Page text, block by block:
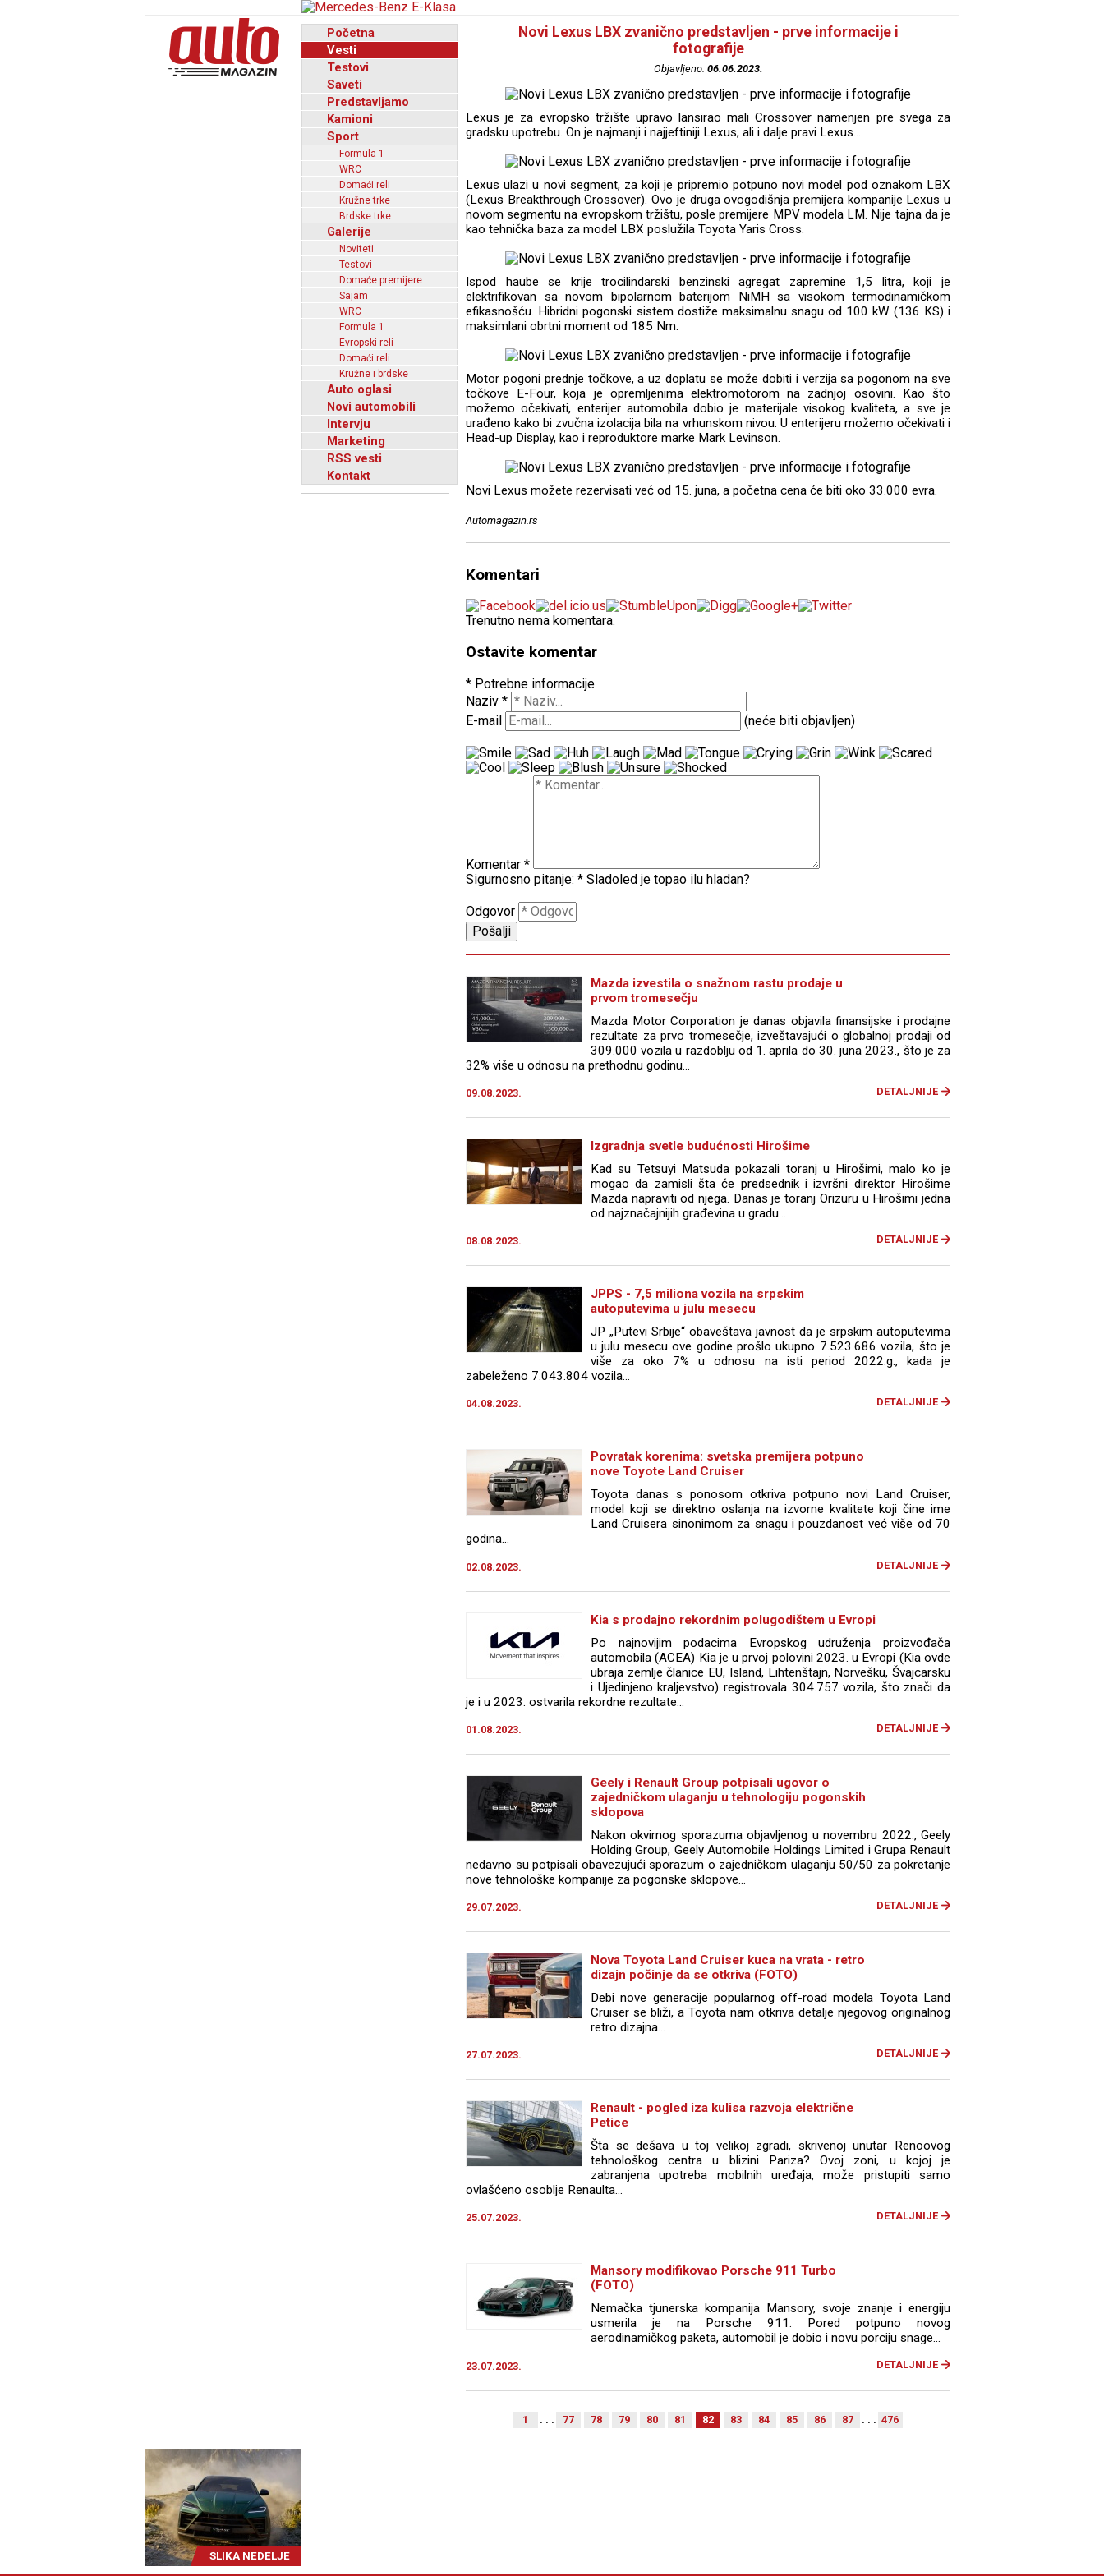
Početna
Vesti
Testovi
Saveti
Predstavljamo
Kamioni
Sport
Formula 1
WRC
Domaći reli
Kružne trke
Brdske trke
Galerije
Noviteti
Testovi
Domaće premijere
Sajam
WRC
Formula 1
Evropski reli
Domaći reli
Kružne i brdske
Auto oglasi
Novi automobili
Intervju
Marketing
RSS vesti
Kontakt
Novi Lexus LBX zvanično predstavljen - prve informacije i
fotografije
Objavljeno: 06.06.2023.
Lexus je za evropsko tržište upravo lansirao mali Crossover namenjen pre svega za
gradsku upotrebu. On je najmanji i najjeftiniji Lexus, ali i dalje pravi Lexus...
Lexus ulazi u novi segment, za koji je pripremio potpuno novi model pod oznakom LBX
(Lexus Breakthrough Crossover). Ovo je druga ovogodišnja premijera kompanije Lexus u
novom segmentu na evropskom tržištu, posle premijere MPV modela LM. Nije tajna da je
kao tehnička baza za model LBX poslužila Toyota Yaris Cross.
Ispod haube se krije trocilindarski benzinski agregat zapremine 1,5 litra, koji je
elektrifikovan sa novom bipolarnom baterijom NiMH sa visokom termodinamičkom
efikasnošću. Hibridni pogonski sistem dostiže maksimalnu snagu od 100 kW (136 KS) i
maksimlani obrtni moment od 185 Nm.
Motor pogoni prednje točkove, a uz doplatu se može dobiti i verzija sa pogonom na sve
točkove E-Four, koja je opremljenima elektromotorom na zadnjoj osovini. Kao što
možemo očekivati, enterijer automobila dobio je materijale visokog kvaliteta, a sve je
urađeno kako bi zvučna izolacija bila na vrhunskom nivou. U enterijeru možemo očekivati i
Head-up Display, kao i reproduktore marke Mark Levinson.
Novi Lexus možete rezervisati već od 15. juna, a početna cena će biti oko 33.000 evra.
Automagazin.rs
Komentari
Trenutno nema komentara.
Ostavite komentar
* Potrebne informacije
Naziv *
E-mail
(neće biti objavljen)
Komentar *
Sigurnosno pitanje: * Sladoled je topao ilu hladan?
Odgovor
Mazda izvestila o snažnom rastu prodaje u
prvom tromesečju
Mazda Motor Corporation je danas objavila finansijske i prodajne
rezultate za prvo tromesečje, izveštavajući o globalnoj prodaji od
309.000 vozila u razdoblju od 1. aprila do 30. juna 2023., što je za
32% više u odnosu na prethodnu godinu...
09.08.2023. DETALJNIJE
Izgradnja svetle budućnosti Hirošime
Kad su Tetsuyi Matsuda pokazali toranj u Hirošimi, malo ko je
mogao da zamisli šta će predsednik i izvršni direktor Hirošime
Mazda napraviti od njega. Danas je toranj Orizuru u Hirošimi jedna
od najznačajnijih građevina u gradu...
08.08.2023. DETALJNIJE
JPPS - 7,5 miliona vozila na srpskim
autoputevima u julu mesecu
JP „Putevi Srbije“ obaveštava javnost da je srpskim autoputevima
u julu mesecu ove godine prošlo ukupno 7.523.686 vozila, što je
više za oko 7% u odnosu na isti period 2022.g., kada je
zabeleženo 7.043.804 vozila...
04.08.2023. DETALJNIJE
Povratak korenima: svetska premijera potpuno
nove Toyote Land Cruiser
Toyota danas s ponosom otkriva potpuno novi Land Cruiser,
model koji se direktno oslanja na izvorne kvalitete koji čine ime
Land Cruisera sinonimom za snagu i pouzdanost već više od 70
godina...
02.08.2023. DETALJNIJE
Kia s prodajno rekordnim polugodištem u Evropi
Po najnovijim podacima Evropskog udruženja proizvođača
automobila (ACEA) Kia je u prvoj polovini 2023. u Evropi (Kia ovde
ubraja zemlje članice EU, Island, Lihtenštajn, Norvešku, Švajcarsku
i Ujedinjeno kraljevstvo) registrovala 304.757 vozila, što znači da
je i u 2023. ostvarila rekordne rezultate...
01.08.2023. DETALJNIJE
Geely i Renault Group potpisali ugovor o
zajedničkom ulaganju u tehnologiju pogonskih
sklopova
Nakon okvirnog sporazuma objavljenog u novembru 2022., Geely
Holding Group, Geely Automobile Holdings Limited i Grupa Renault
nedavno su potpisali obavezujući sporazum o zajedničkom ulaganju 50/50 za pokretanje
nove tehnološke kompanije za pogonske sklopove...
29.07.2023. DETALJNIJE
Nova Toyota Land Cruiser kuca na vrata - retro
dizajn počinje da se otkriva (FOTO)
Debi nove generacije popularnog off-road modela Toyota Land
Cruiser se bliži, a Toyota nam otkriva detalje njegovog originalnog
retro dizajna...
27.07.2023. DETALJNIJE
Renault - pogled iza kulisa razvoja električne
Petice
Šta se dešava u toj velikoj zgradi, skrivenoj unutar Renoovog
tehnološkog centra u blizini Pariza? Ovoj zoni, u kojoj je
zabranjena upotreba mobilnih uređaja, može pristupiti samo
ovlašćeno osoblje Renaulta...
25.07.2023. DETALJNIJE
Mansory modifikovao Porsche 911 Turbo
(FOTO)
Nemačka tjunerska kompanija Mansory, svoje znanje i energiju
usmerila je na Porsche 911. Pored potpuno novog
aerodinamičkog paketa, automobil je dobio i novu porciju snage...
23.07.2023. DETALJNIJE
1 . . . 77 78 79 80 81 82 83 84 85 86 87 . . . 476
SLIKA NEDELJE